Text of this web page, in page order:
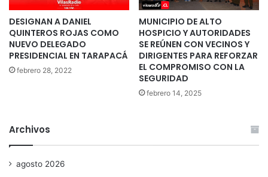
DESIGNAN A DANIEL
QUINTEROS ROJAS COMO
NUEVO DELEGADO
PRESIDENCIAL EN TARAPACÁ
febrero 28, 2022
MUNICIPIO DE ALTO
HOSPICIO Y AUTORIDADES
SE REÚNEN CON VECINOS Y
DIRIGENTES PARA REFORZAR
EL COMPROMISO CON LA
SEGURIDAD
febrero 14, 2025
Archivos
agosto 2026